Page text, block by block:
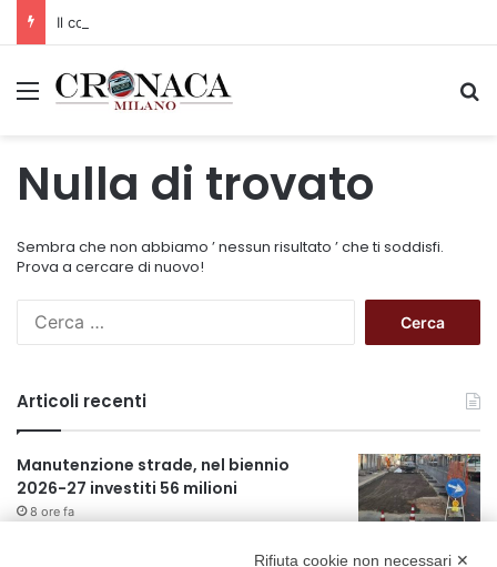
Menu
Nulla di trovato
Sembra che non abbiamo ’ nessun risultato ’ che ti soddisfi.
Prova a cercare di nuovo!
c
a
p
e
r
Articoli recenti
Manutenzione strade, nel biennio
2026-27 investiti 56 milioni
8 ore fa
Rifiuta cookie non necessari ✕